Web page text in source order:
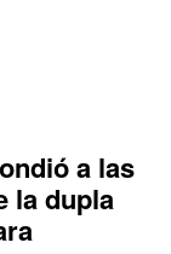
a las
la dupla